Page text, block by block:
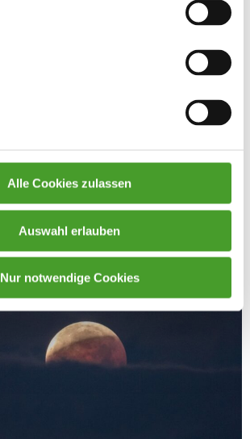
Alle Cookies zulassen
Auswahl erlauben
Nur notwendige Cookies